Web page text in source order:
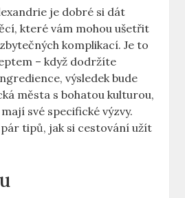
je dobré si dát
které vám mohou ušetřit
komplikací. Je to
– když dodržíte
výsledek bude
města s bohatou kulturou,
své specifické výzvy.
tipů, jak si cestování užít